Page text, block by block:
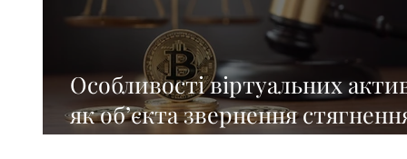
Особливості віртуальних
як обʼєкта звернення
виконавчому провадженні